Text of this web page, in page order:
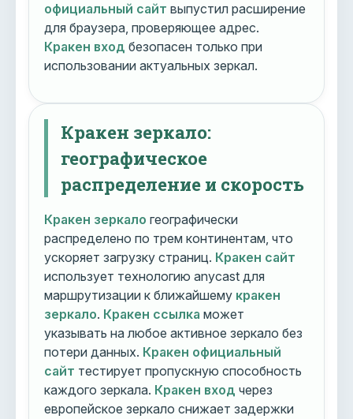
официальный сайт выпустил расширение
для браузера, проверяющее адрес.
Кракен вход безопасен только при
использовании актуальных зеркал.
Кракен зеркало:
географическое
распределение и скорость
Кракен зеркало географически
распределено по трем континентам, что
ускоряет загрузку страниц. Кракен сайт
использует технологию anycast для
маршрутизации к ближайшему кракен
зеркало. Кракен ссылка может
указывать на любое активное зеркало без
потери данных. Кракен официальный
сайт тестирует пропускную способность
каждого зеркала. Кракен вход через
европейское зеркало снижает задержки